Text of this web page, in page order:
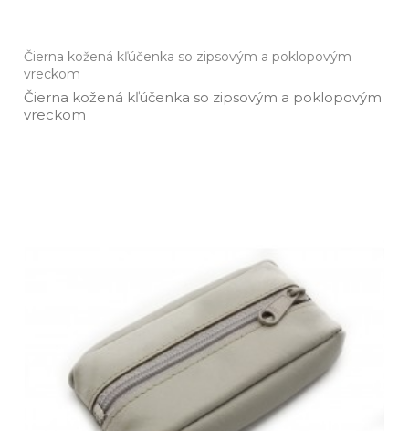
Čierna kožená kľúčenka so zipsovým a poklopovým
vreckom
Čierna kožená kľúčenka so zipsovým a poklopovým
vreckom